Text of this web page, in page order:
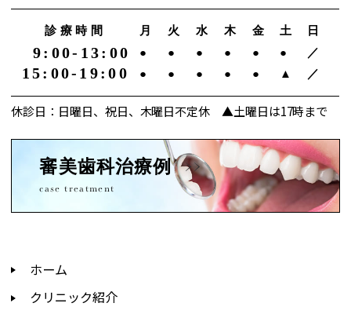
審美歯科治療例
case treatment
診療時間 月 火 水 木 金 土 日
9:00-13:00 ● ● ● ● ● ● ／
15:00-19:00 ● ● ● ● ● ▲ ／
休診日：日曜日、祝日、木曜日不定休 ▲土曜日は17時まで
ホーム
クリニック紹介